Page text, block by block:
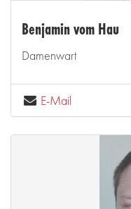
Benjamin vom Hau
Damenwart
E-Mail